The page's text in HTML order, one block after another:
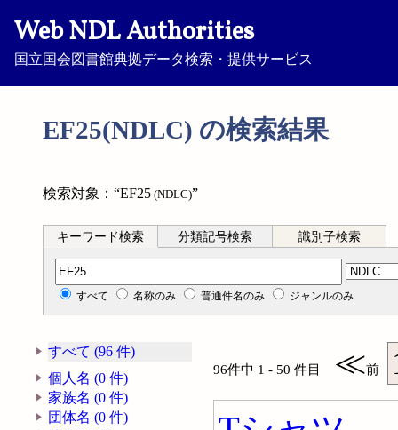
Web NDL Authorities
国立国会図書館典拠データ検索・提供サービス
EF25(NDLC) の検索結果
検索対象：“EF25 (NDLC)”
キーワード検索 分類記号検索 識別子検索
分類記号検索
すべて 名称のみ 普通件名のみ ジャンルのみ
すべて (96 件)
個人名 (0 件)
家族名 (0 件)
団体名 (0 件)
96件中 1 - 50 件目 ≪前